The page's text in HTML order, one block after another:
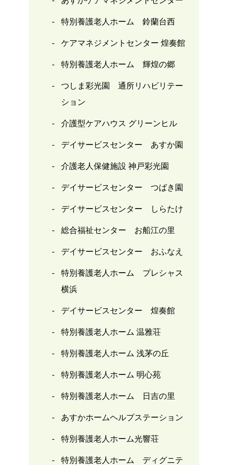
特別養護老人ホーム 鈴蘭台西
ケアマネジメントセンター 煌奏館
特別養護老人ホーム 輝煌の郷
つしま彩光園 通所リハビリテー
ション
介護型ケアハウス グリーンヒル
デイサービスセンター あすか園
介護老人保健施設 神戸彩光園
デイサービスセンター つばき園
デイサービスセンター しらたけ
総合福祉センター お船江の里
デイサービスセンター おふなえ
特別養護老人ホーム プレシャス
横浜
デイサービスセンター 煌奏館
特別養護老人ホーム 温雅荘
特別養護老人ホーム 浅茅の丘
特別養護老人ホーム 明心苑
特別養護老人ホーム 日吉の里
あすかホームヘルプステーション
特別養護老人ホーム光響荘
特別養護老人ホーム ディグニテ